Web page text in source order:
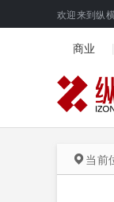
欢迎来到纵
商业
当前